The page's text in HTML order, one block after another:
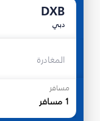
DXB
دبي
المغادرة
مسافر
1 مسافر